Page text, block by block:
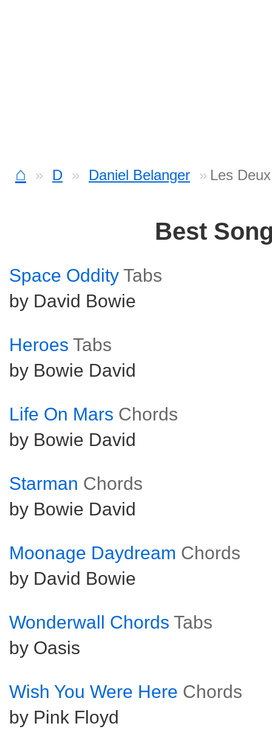
⌂ D Daniel Belanger Les
Best
Space Oddity Tabs
by David Bowie
Heroes Tabs
by Bowie David
Life On Mars Chords
by Bowie David
Starman Chords
by Bowie David
Moonage Daydream Chords
by David Bowie
Wonderwall Chords Tabs
by Oasis
Wish You Were Here Chords
by Pink Floyd